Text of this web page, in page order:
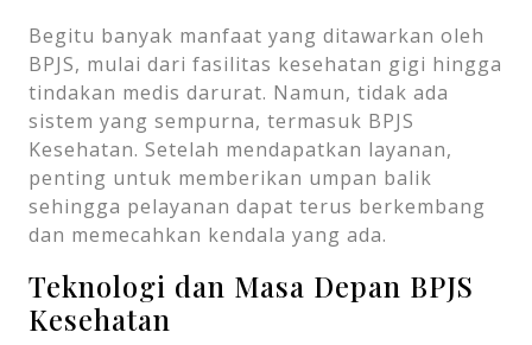
Begitu banyak manfaat yang ditawarkan oleh
BPJS, mulai dari fasilitas kesehatan gigi hingga
tindakan medis darurat. Namun, tidak ada
sistem yang sempurna, termasuk BPJS
Kesehatan. Setelah mendapatkan layanan,
penting untuk memberikan umpan balik
sehingga pelayanan dapat terus berkembang
dan memecahkan kendala yang ada.
Teknologi dan Masa Depan BPJS
Kesehatan